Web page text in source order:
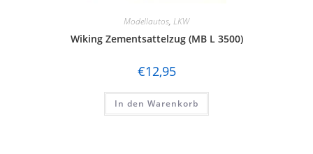
Modellautos, LKW
Wiking Zementsattelzug (MB L 3500)
€12,95
In den Warenkorb